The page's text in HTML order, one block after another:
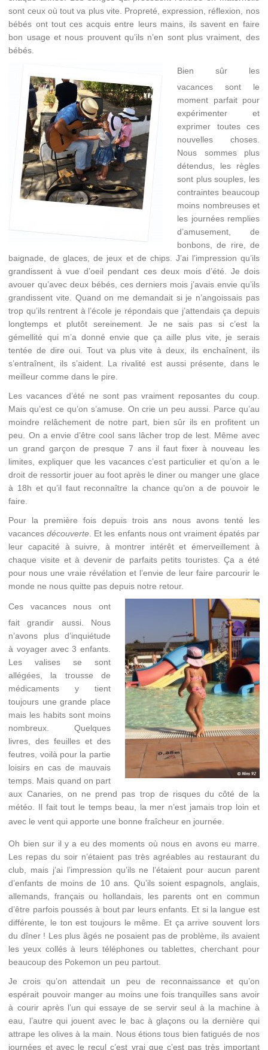
sont ceux où tout va plus vite. Propreté, expression, réflexion, nos
bébés ont tout ces acquis entre leurs mains, ils savent en faire
bon usage et nous prouvent qu’ils n’en sont plus vraiment, des
bébés.
Bien sûr les
vacances sont le
moment parfait pour
expérimenter et
exprimer toutes ces
nouvelles choses.
Nous sommes plus
détendus, les règles
sont plus souples, les
contraintes beaucoup
moins nombreuses et
les journées remplies
d’amusement, de
bonbons, de rire, de
baignade, de glaces, de jeux et de chips. J’ai l’impression qu’ils
grandissent à vue d’oeil pendant ces deux mois d’été. Je dois
avouer qu’avec deux bébés, ces derniers mois j’avais envie qu’ils
grandissent vite. Quand on me demandait si je n’angoissais pas
trop qu’ils rentrent à l’école je répondais que j’attendais ça depuis
longtemps et plutôt sereinement. Je ne sais pas si c’est la
gémellité qui m’a donné envie que ça aille plus vite, je serais
tentée de dire oui. Tout va plus vite à deux, ils enchaînent, ils
s’entraînent, ils s’aident. La rivalité est aussi présente, dans le
meilleur comme dans le pire.
Les vacances d’été ne sont pas vraiment reposantes du coup.
Mais qu’est ce qu’on s’amuse. On crie un peu aussi. Parce qu’au
moindre relâchement de notre part, bien sûr ils en profitent un
peu. On a envie d’être cool sans lâcher trop de lest. Même avec
un grand garçon de presque 7 ans il faut fixer à nouveau les
limites, expliquer que les vacances c’est particulier et qu’on a le
droit de ressortir jouer au foot après le diner ou manger une glace
à 18h et qu’il faut reconnaître la chance qu’on a de pouvoir le
faire.
Pour la première fois depuis trois ans nous avons tenté les
vacancesdécouverte . Et les enfants nous ont vraiment épatés par
leur capacité à suivre, à montrer intérêt et émerveillement à
chaque visite et à devenir de parfaits petits touristes. Ça a été
pour nous une vraie révélation et l’envie de leur faire parcourir le
monde ne nous quitte pas depuis notre retour.
Ces vacances nous ont
fait grandir aussi. Nous
n’avons plus d’inquiétude
à voyager avec 3 enfants.
Les valises se sont
allégées, la trousse de
médicaments y tient
toujours une grande place
mais les habits sont moins
nombreux. Quelques
livres, des feuilles et des
feutres, voilà pour la partie
loisirs en cas de mauvais
temps. Mais quand on part
aux Canaries, on ne prend pas trop de risques du côté de la
météo. Il fait tout le temps beau, la mer n’est jamais trop loin et
avec le vent qui apporte une bonne fraîcheur en journée.
Oh bien sur il y a eu des moments où nous en avons eu marre.
Les repas du soir n’étaient pas très agréables au restaurant du
club, mais j’ai l’impression qu’ils ne l’étaient pour aucun parent
d’enfants de moins de 10 ans. Qu’ils soient espagnols, anglais,
allemands, français ou hollandais, les parents ont en commun
d’être parfois poussés à bout par leurs enfants. Et si la langue est
différente, le ton est toujours le même. Et ça arrive souvent lors
du dîner ! Les plus âgés ne posaient pas de problème, ils avaient
les yeux collés à leurs téléphones ou tablettes, cherchant pour
beaucoup des Pokemon un peu partout.
Je crois qu’on attendait un peu de reconnaissance et qu’on
espérait pouvoir manger au moins une fois tranquilles sans avoir
à courir après l’un qui essaye de se servir seul à la machine à
eau, l’autre qui jouent avec le bac à glaçons ou la dernière qui
attrape les olives à la main. Nous étions tous bien fatigués de nos
journées et avec le recul c’est vrai que c’est pas très important